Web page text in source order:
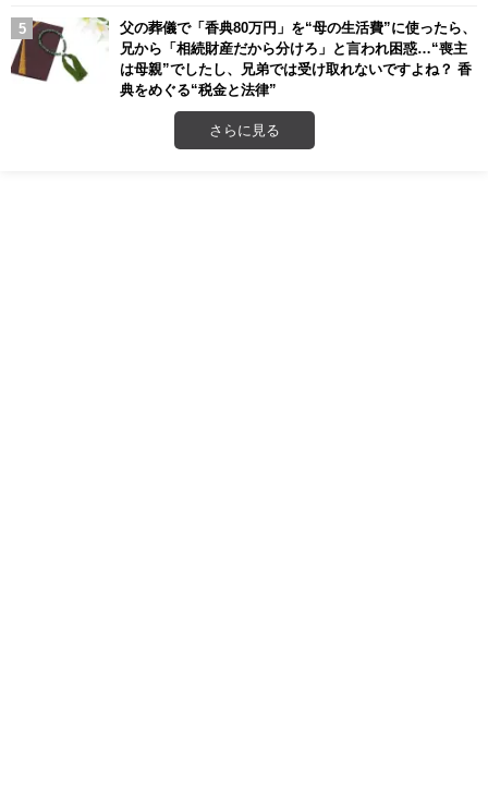
父の葬儀で「香典80万円」を“母の生活費”に使ったら、
兄から「相続財産だから分けろ」と言われ困惑…“喪主
は母親”でしたし、兄弟では受け取れないですよね？ 香
典をめぐる“税金と法律”
さらに見る